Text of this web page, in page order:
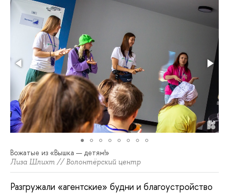
Вожатые из «Вышка — детям!»
Лиза Шлихт // Волонтёрский центр
Разгружали «агентские» будни и благоустройство